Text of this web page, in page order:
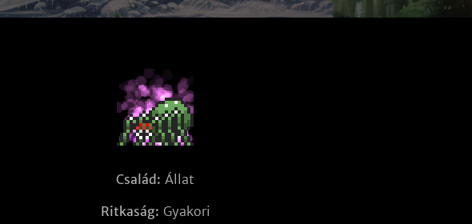
Család: Állat
Ritkaság: Gyakori